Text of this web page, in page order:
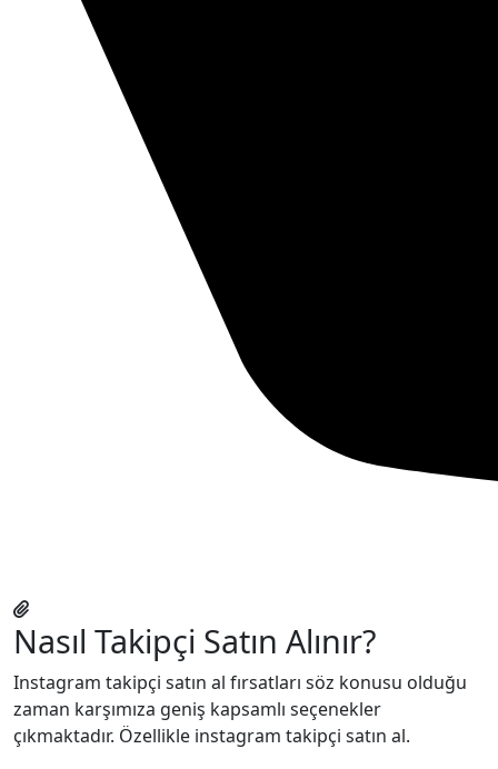
Nasıl Takipçi Satın Alınır?
Instagram takipçi satın al fırsatları söz konusu olduğu
zaman karşımıza geniş kapsamlı seçenekler
çıkmaktadır. Özellikle instagram takipçi satın al.